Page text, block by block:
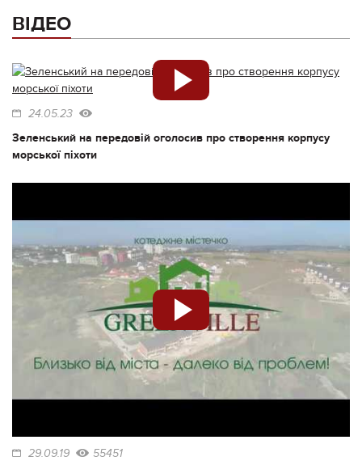
ВІДЕО
24.05.23
Зеленський на передовій оголосив про створення корпусу
морської піхоти
29.09.19 55451